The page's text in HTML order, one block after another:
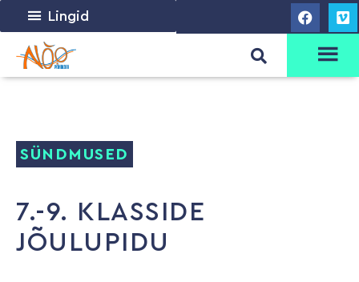
Lingid
SÜNDMUSED
7.-9. KLASSIDE
JÕULUPIDU